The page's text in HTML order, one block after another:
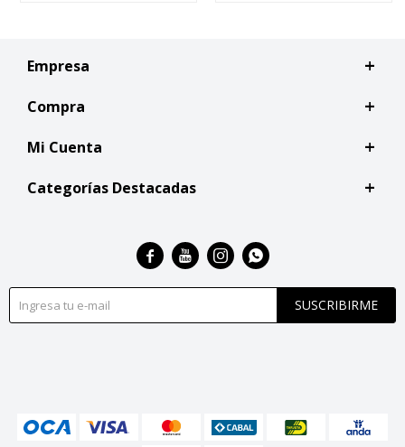
Empresa
Compra
Mi Cuenta
Categorías Destacadas
SUSCRIBIRME
   